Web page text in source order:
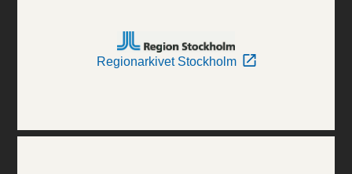
Regionarkivet Stockholm